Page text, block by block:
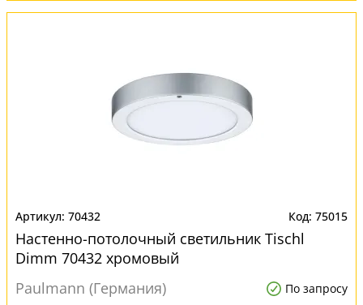
70432 75015
Настенно-потолочный светильник Tischl
Dimm 70432 хромовый
Paulmann (Германия)
По запросу